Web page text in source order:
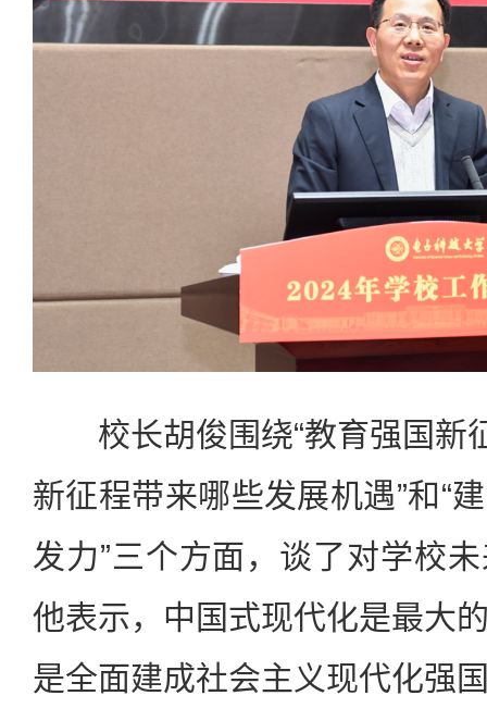
校长胡俊围绕“教育强国新
新征程带来哪些发展机遇”和“
发力”三个方面，谈了对学校
他表示，中国式现代化是最大
是全面建成社会主义现代化强